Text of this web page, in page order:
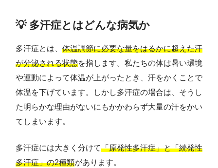
💡 多汗症とはどんな病気か
多汗症とは、 体温調節に必要な量をはるかに超えた汗
が分泌される状態を指します。私たちの体は暑い環境
や運動によって体温が上がったとき、汗をかくことで
体温を下げています。しかし多汗症の場合は、そうし
た明らかな理由がないにもかかわらず大量の汗をかい
てしまいます。
多汗症には大きく分けて「原発性多汗症」と「続発性
多汗症」の2種類があります。